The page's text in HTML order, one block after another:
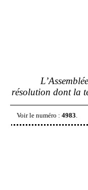
résolution dont la
Voir le numéro :4983.